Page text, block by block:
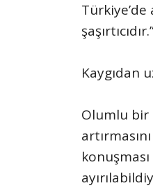
Kaygıdan
Olumlu bir